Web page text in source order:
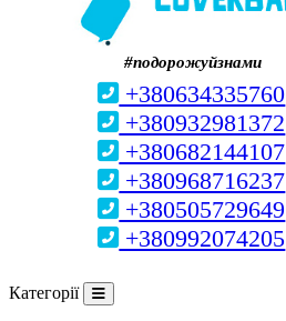
#подорожуйзнами
+380634335760
+380932981372
+380682144107
+380968716237
+380505729649
+380992074205
Категорії